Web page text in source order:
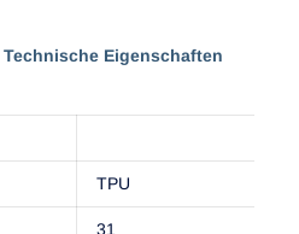
Technische Eigenschaften
TPU
31